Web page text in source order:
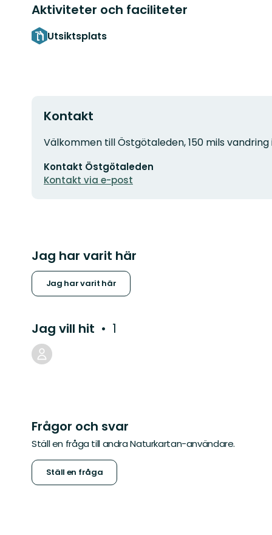
Aktiviteter och faciliteter
Utsiktsplats
Kontakt
Adress
Välkommen till Östgötaleden, 150 mils
postadress
Kontakt Östgötaleden
Kontakt via e-post
Jag har varit här
Jag har varit här
Jag vill hit 1
Frågor och svar
Ställ en fråga till andra Naturkartan-användare.
Ställ en fråga